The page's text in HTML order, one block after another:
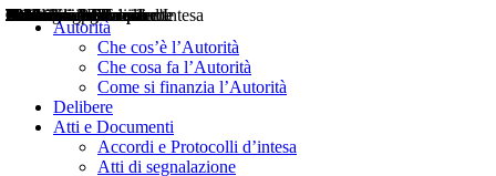
Autorità
Che cos’è l’Autorità
Che cosa fa l’Autorità
Come si finanzia l’Autorità
Delibere
Atti e Documenti
Accordi e Protocolli d’intesa
Atti di segnalazione
Delibere
Pareri
Consultazioni
Audizioni
Atti di Segnalazione
Accordi e Protocolli d'Intesa
Relazioni annuali
Misure di regolazione
Notizie
Comunicati Stampa
Bollettini ART
Convegni ART
Interviste del Presidente
Articoli in primo piano
Interventi del Presidente
2004
2005
2010
2013
2014
2015
2016
2017
2018
2019
202
2020
2021
2022
2023
2024
2025
2026
Aereo
Marittimo
Terrestre